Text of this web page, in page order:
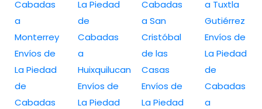
Cabadas
a
Monterrey
Envíos de
La Piedad
de
Cabadas
La Piedad
de
Cabadas
a
Huixquilucan
Envíos de
La Piedad
Cabadas
a San
Cristóbal
de las
Casas
Envíos de
La Piedad
a Tuxtla
Gutiérrez
Envíos de
La Piedad
de
Cabadas
a